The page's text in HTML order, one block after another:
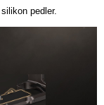
pedler.